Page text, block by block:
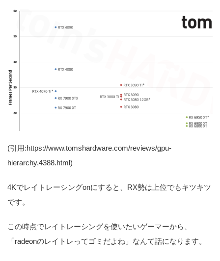
(引用:https://www.tomshardware.com/reviews/gpu-
hierarchy,4388.html)
4Kでレイトレーシングonにすると、RX勢は上位でもキツキツ
です。
この時点でレイトレーシングを使いたいゲーマーから、
「radeonのレイトレってゴミだよね」なんて話になります。